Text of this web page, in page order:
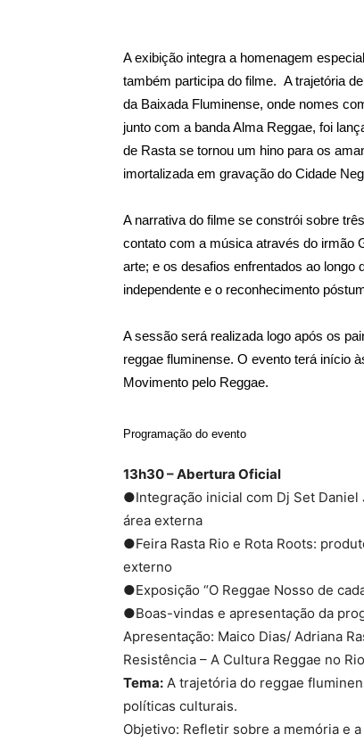
A exibição integra a homenagem
também participa do filme. A trajetória
da Baixada Fluminense, onde nomes
junto com a banda Alma Reggae, foi
de Rasta se tornou um hino para os
imortalizada em gravação do Cidade
A narrativa do filme se constrói sobre
contato com a música através do irmão
arte; e os desafios enfrentados ao longo
independente e o reconhecimento
A sessão será realizada logo após os
reggae fluminense. O evento terá início
Movimento pelo Reggae.
Programação do evento
13h30 – Abertura Oficial
●Integração inicial com Dj Set Daniel
área externa
●Feira Rasta Rio e Rota Roots:
externo
●Exposição “O Reggae Nosso de
●Boas-vindas e apresentação da
Apresentação: Maico Dias/ Adriana
Resistência – A Cultura Reggae no
Tema: A trajetória do reggae
políticas culturais.
Objetivo: Refletir sobre a memória e